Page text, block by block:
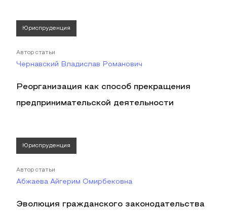
Юриспруденция
Автор статьи
Чернавский Владислав Романович
Реорганизация как способ прекращения
предпринимательской деятельности
Юриспруденция
Автор статьи
Абжаева Айгерим Омирбековна
Эволюция гражданского законодательства